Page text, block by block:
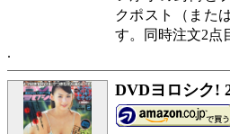
クポスト（また
す。同時注文2点
DVDヨロシク!